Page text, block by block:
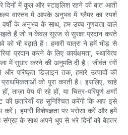
में कूल और स्टाइलिश रहने की बात आती
वास्तव में आपके अनुभव में ग्लैमर का स्पर्श
के अनुभव के साथ, हम उच्च गुणवत्ता वाले
हैं जो न केवल सूरज से सुरक्षा प्रदान करते
भी बढ़ाते हैं। हमारी यात्रा ने हमें भीड़ से
प्रदान करने के लिए कार्यक्षमता, स्थायित्व
में सुधार करने की अनुमति दी है। जीवंत रंगों
परिष्कृत डिज़ाइन तक, हमारे उत्पादों की
को पूरा करती है। इसलिए, चाहे
ताज़ा पेय पी रहे हों, या चित्र-परिपूर्ण क्षणों
की छतरियाँ यह सुनिश्चित करेंगी कि आप इसे
हमारी विशेषज्ञता पर भरोसा करें और हमें
संग्रह के साथ अपने धूप से भरे दिनों को बेहतर